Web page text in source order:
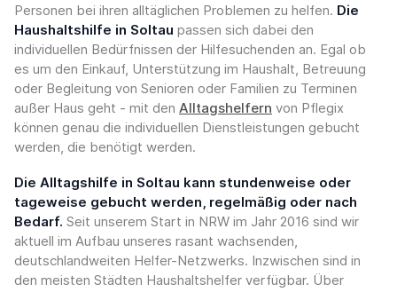
Personen bei ihren alltäglichen Problemen zu helfen. Die
Haushaltshilfe in Soltau passen sich dabei den
individuellen Bedürfnissen der Hilfesuchenden an. Egal ob
es um den Einkauf, Unterstützung im Haushalt, Betreuung
oder Begleitung von Senioren oder Familien zu Terminen
außer Haus geht - mit den Alltagshelfern von Pflegix
können genau die individuellen Dienstleistungen gebucht
werden, die benötigt werden.
Die Alltagshilfe in Soltau kann stundenweise oder
tageweise gebucht werden, regelmäßig oder nach
Bedarf. Seit unserem Start in NRW im Jahr 2016 sind wir
aktuell im Aufbau unseres rasant wachsenden,
deutschlandweiten Helfer-Netzwerks. Inzwischen sind in
den meisten Städten Haushaltshelfer verfügbar. Über